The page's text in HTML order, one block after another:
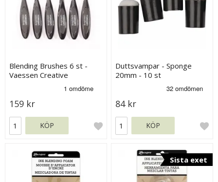
Blending Brushes 6 st -
Vaessen Creative
159 kr
KÖP
Duttsvampar - Sponge
20mm - 10 st
84 kr
KÖP
Sista exet